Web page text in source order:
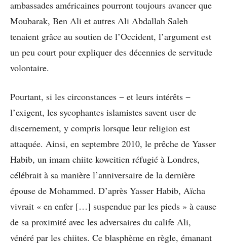
ambassades américaines pourront toujours avancer que
Moubarak, Ben Ali et autres Ali Abdallah Saleh
tenaient grâce au soutien de l’Occident, l’argument est
un peu court pour expliquer des décennies de servitude
volontaire.
Pourtant, si les circonstances − et leurs intérêts −
l’exigent, les sycophantes islamistes savent user de
discernement, y compris lorsque leur religion est
attaquée. Ainsi, en septembre 2010, le prêche de Yasser
Habib, un imam chiite koweitien réfugié à Londres,
célébrait à sa manière l’anniversaire de la dernière
épouse de Mohammed. D’après Yasser Habib, Aïcha
vivrait « en enfer […] suspendue par les pieds » à cause
de sa proximité avec les adversaires du calife Ali,
vénéré par les chiites. Ce blasphème en règle, émanant